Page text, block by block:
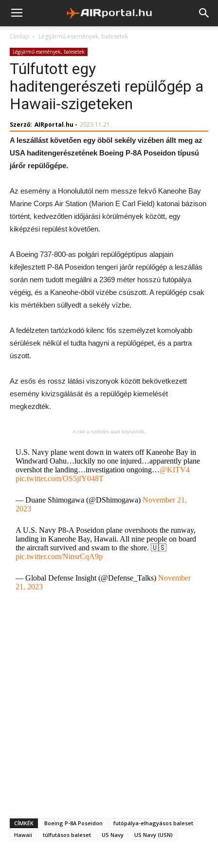
Címlap Légijármű események, balesetek
Légijármű események, balesetek
Túlfutott egy
haditengerészeti repülőgép a
Hawaii-szigeteken
Szerző: AIRportal.hu - 2023.11.21.
A leszállást követően egy öböl sekély vizében állt meg az
USA haditengerészetének Boeing P-8A Poseidon típusú
járőr repülőgépe.
Az esemény a Honolulutól nem messze fekvő Kaneohe Bay
Marine Corps Air Station (Marion E Carl Field) katonai bázison
történt, kedvezőtlen időjárási körülmények között, egy
kiképzési repülést követően.
A Boeing 737-800-as polgári repülőgéptípus alapjain
kifejlesztett P-8A Poseidon tengeri járőr repülőgép a leszállás
során nem tudott megállni a 2369 méter hosszú futópálya
végéig, és a Kaneohe-öböl vizébe csúszott. A repülőgép csak
kis mértékben süllyedt a sekély vízbe.
A fedélzeten tartózkodó kilenc fős személyzet komolyabb
sérülések nélkül el tudta hagyni a repülőgépet, és a partra
úszott.
Az esős és rossz látási viszonyok között bekövetkezett
esemény kivizsgálását és a repülőgép kiemelését
megkezdték.
A cikk a hirdetés alatt folytatódik.
U.S. Navy plane went down in waters off Kaneohe Bay in
Windward Oahu…luckily no one injured…apparently plane
overshot the landing…investigation ongoing…@KITV4
pic.twitter.com/OS5jfY048T
— Duane Shimogawa (@DShimogawa)November 21,
2023
A U.S. Navy P8-A Poseidon plane overshoots the runway,
landing in Kaneohe Bay, Hawaii. All nine people on board
the aircraft survived and swam to the shore. 🇺🇸
pic.twitter.com/NinsrCqA9p
— Global Defense Insight (@Defense_Talks)November
21, 2023
CÍMKÉK Boeing P-8A Poseidon
futópálya-elhagyásos baleset
Hawaii
túlfutásos baleset US Navy US Navy (USN)